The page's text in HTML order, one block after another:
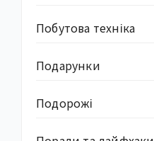
Побутова техніка
Подарунки
Подорожі